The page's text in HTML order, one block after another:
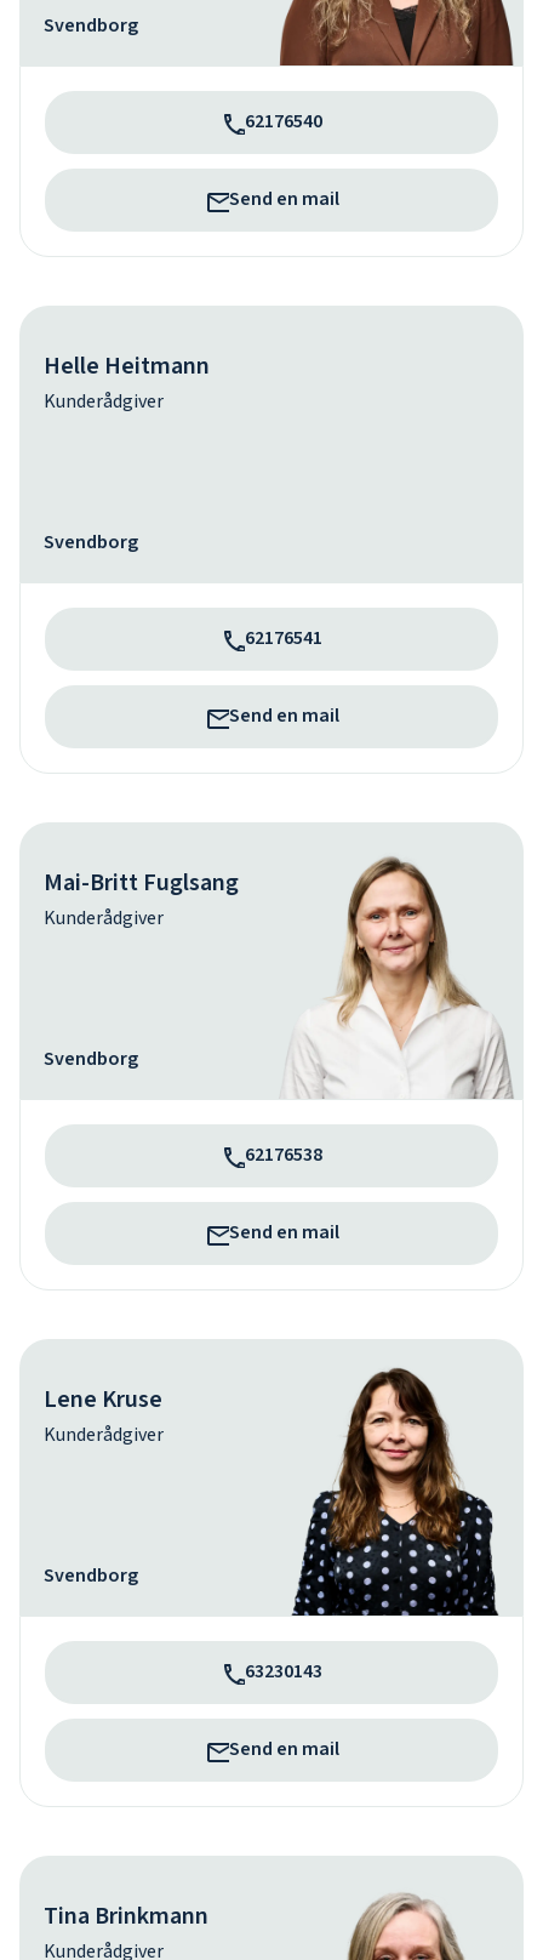
Svendborg
62176540
Send en mail
Helle Heitmann
Kunderådgiver
Svendborg
62176541
Send en mail
Mai-Britt Fuglsang
Kunderådgiver
Svendborg
62176538
Send en mail
Lene Kruse
Kunderådgiver
Svendborg
63230143
Send en mail
Tina Brinkmann
Kunderådgiver